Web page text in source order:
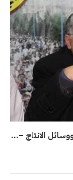
الانتاج –...